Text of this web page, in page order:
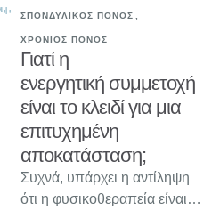
ΣΠΟΝΔΥΛΙΚΟΣ ΠΟΝΟΣ
ΧΡΟΝΙΟΣ ΠΟΝΟΣ
Γιατί η
ενεργητική συμμετοχή
είναι το κλειδί για μια
επιτυχημένη
αποκατάσταση;
Συχνά, υπάρχει η αντίληψη
ότι η φυσικοθεραπεία είναι